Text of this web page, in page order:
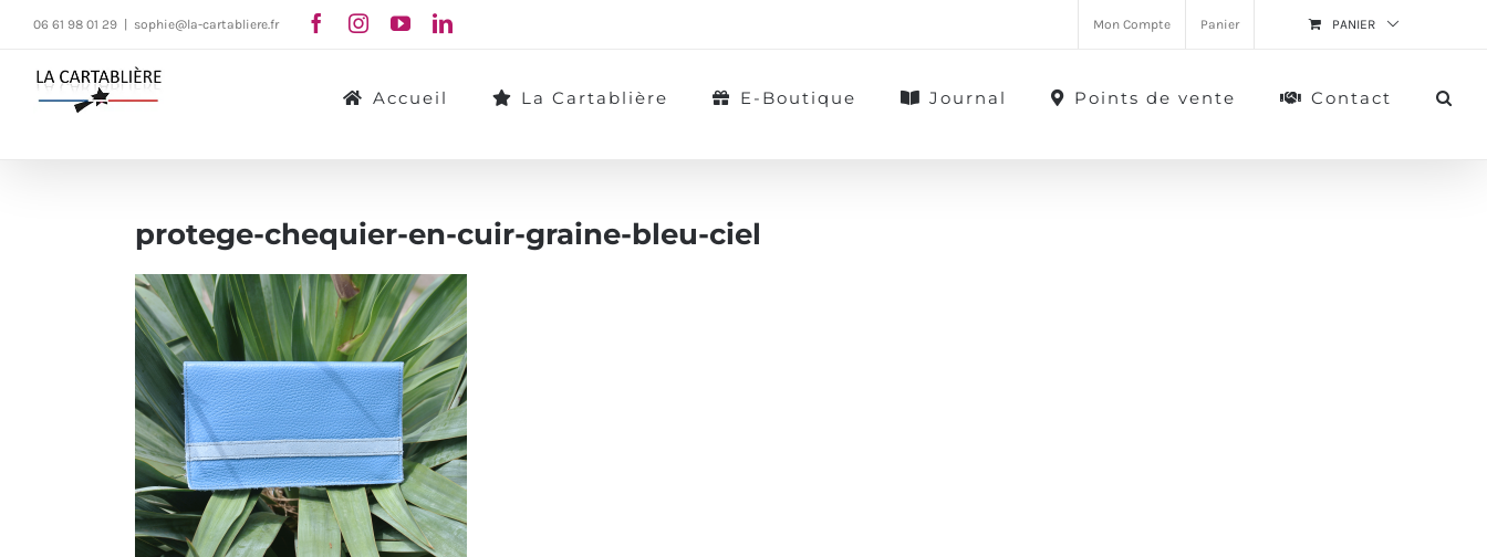
contenu
06 61 98 01 29 sophie@la-cartabliere.fr Mon Compte Panier PANIER
Accueil La Cartablière E-Boutique Journal Points de vente Contact
protege-chequier-en-cuir-graine-bleu-ciel